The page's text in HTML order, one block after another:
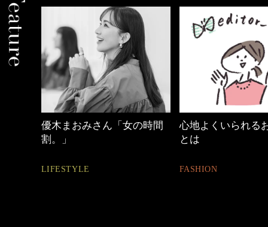
優木まおみさん「女の時間
割。」
LIFESTYLE
心地よくいられる
とは
FASHION